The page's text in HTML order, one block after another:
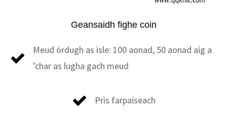
Geansaidh fighe coin
Meud òrdugh as ìsle: 100 aonad, 50 aonad aig a
’char as lugha gach meud
Prìs farpaiseach